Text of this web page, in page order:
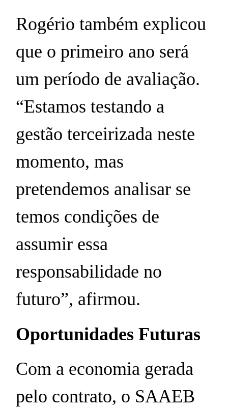
Rogério também explicou
que o primeiro ano será
um período de avaliação.
“Estamos testando a
gestão terceirizada neste
momento, mas
pretendemos analisar se
temos condições de
assumir essa
responsabilidade no
futuro”, afirmou.
Oportunidades Futuras
Com a economia gerada
pelo contrato, o SAAEB